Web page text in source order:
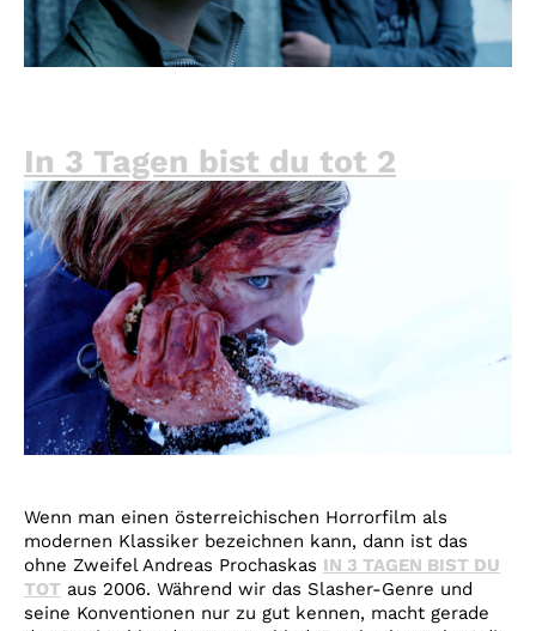
In 3 Tagen bist du tot 2
Wenn man einen österreichischen Horrorfilm als
modernen Klassiker bezeichnen kann, dann ist das
ohne Zweifel Andreas Prochaskas IN 3 TAGEN BIST DU
TOT aus 2006. Während wir das Slasher-Genre und
seine Konventionen nur zu gut kennen, macht gerade